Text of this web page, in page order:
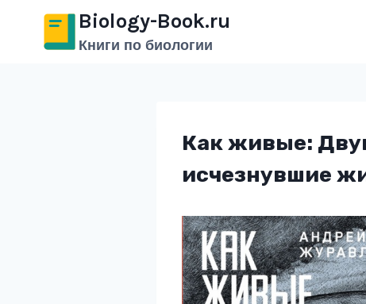
Перейти
содержимому
Biology-Book.ru
Книги по биологии
Как живые:
исчезнувшие